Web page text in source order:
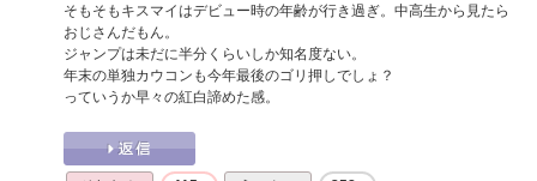
そもそもキスマイはデビュー時の年齢が行き過ぎ。中高生から見たら
おじさんだもん。
ジャンプは未だに半分くらいしか知名度ない。
年末の単独カウコンも今年最後のゴリ押しでしょ？
っていうか早々の紅白諦めた感。